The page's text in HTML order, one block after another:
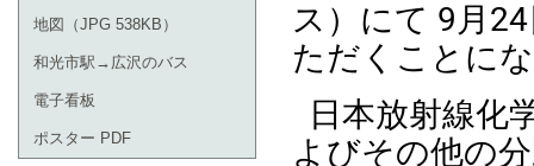
地図（JPG 538KB）
和光市駅→広沢のバス
電子看板
ポスター PDF
ス）にて 9月
ただくことに
日本放射線化
よびその他の